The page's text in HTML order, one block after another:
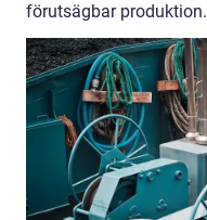
förutsägbar produktion.